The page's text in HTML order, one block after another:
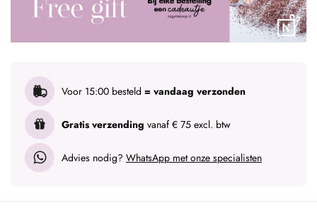
Voor 15:00 besteld = vandaag verzonden
Gratis verzending vanaf € 75 excl. btw
Advies nodig? WhatsApp met onze specialisten